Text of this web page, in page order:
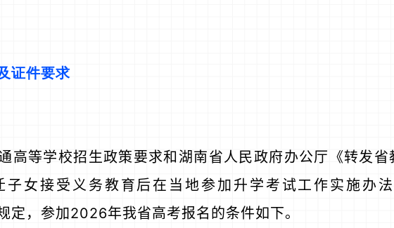
证件要求
高等学校招生政策要求和湖南省人民政府办公厅《转发
子女接受义务教育后在当地参加升学考试工作实施办
定，参加2026年我省高考报名的条件如下。